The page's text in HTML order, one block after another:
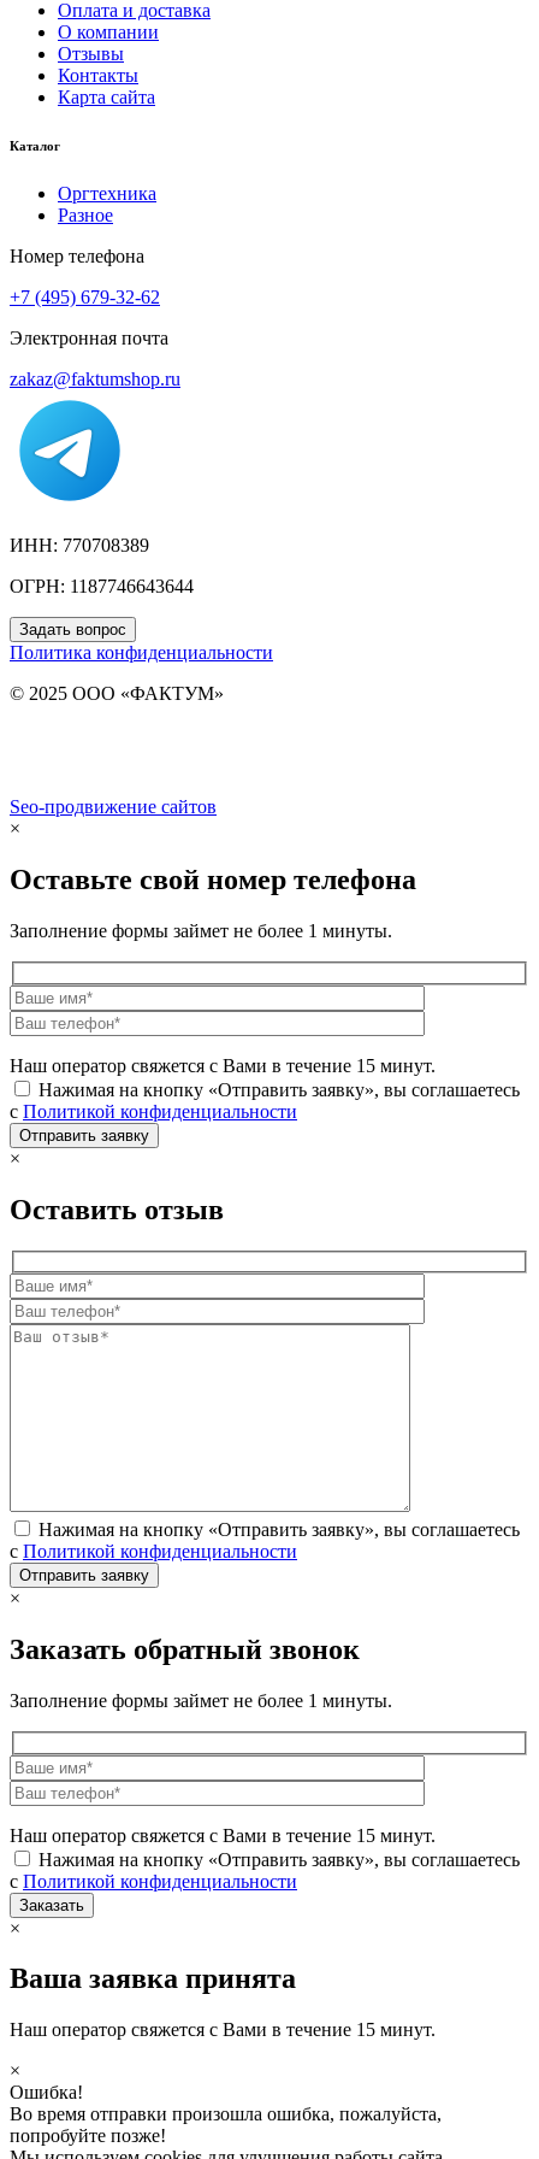
Оплата и доставка
О компании
Отзывы
Контакты
Карта сайта
Каталог
Оргтехника
Разное
Номер телефона
+7 (495) 679-32-62
Электронная почта
zakaz@faktumshop.ru
ИНН: 770708389
ОГРН: 1187746643644
Задать вопрос
Политика конфиденциальности
© 2025 ООО «ФАКТУМ»
Seo-продвижение сайтов
×
Оставьте свой номер телефона
Заполнение формы займет не более 1 минуты.
Наш оператор свяжется с Вами в течение 15 минут.
Нажимая на кнопку «Отправить заявку», вы соглашаетесь
с Политикой конфиденциальности
×
Оставить отзыв
Нажимая на кнопку «Отправить заявку», вы соглашаетесь
с Политикой конфиденциальности
×
Заказать обратный звонок
Заполнение формы займет не более 1 минуты.
Наш оператор свяжется с Вами в течение 15 минут.
Нажимая на кнопку «Отправить заявку», вы соглашаетесь
с Политикой конфиденциальности
×
Ваша заявка принята
Наш оператор свяжется с Вами в течение 15 минут.
×
Ошибка!
Во время отправки произошла ошибка, пожалуйста,
попробуйте позже!